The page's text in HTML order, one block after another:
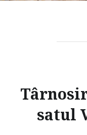
satul